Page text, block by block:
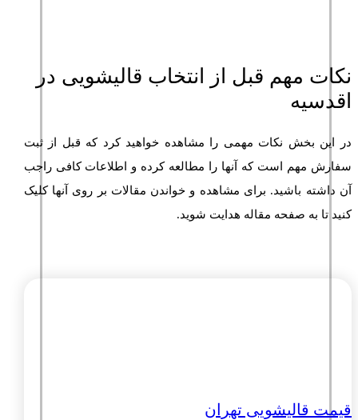
نکات مهم قبل از انتخاب قالیشویی در
اقدسیه
در این بخش نکات مهمی را مشاهده خواهید کرد که قبل از ثبت
سفارش مهم است که آنها را مطالعه کرده و اطلاعات کافی راجب
آن داشته باشید. برای مشاهده و خواندن مقالات بر روی آنها کلیک
کنید تا به صفحه مقاله هدایت شوید.
قیمت قالیشویی تهران